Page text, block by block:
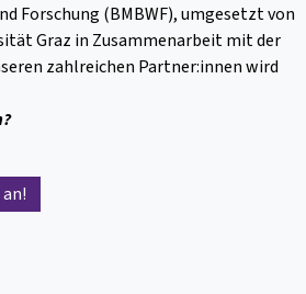
Forschung (BMBWF), umgesetzt von
Graz in Zusammenarbeit mit der
zahlreichen Partner:innen wird